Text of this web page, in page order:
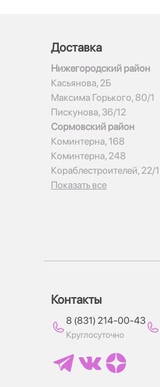
Доставка
Нижегородский район
Касьянова, 2Б
Максима Горького, 80/1
Пискунова, 36/12
Сормовский район
Коминтерна, 168
Коминтерна, 248
Кораблестроителей, 22/1
Показать все
Контакты
8 (831) 214-00-43
Круглосуточно